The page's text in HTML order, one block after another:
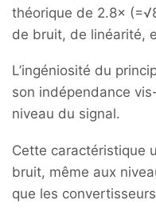
théorique de 2.8×
de bruit, de linéarité,
L’ingéniosité du
son indépendance
niveau du signal.
Cette caractéristique
bruit, même aux
que les